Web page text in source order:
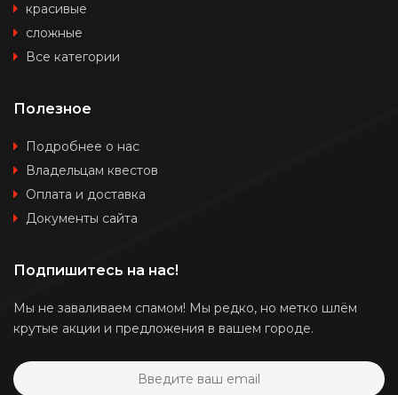
красивые
сложные
Все категории
Полезное
Подробнее о нас
Владельцам квестов
Оплата и доставка
Документы сайта
Подпишитесь на нас!
Мы не заваливаем спамом! Мы редко, но метко шлём
крутые акции и предложения в вашем городе.